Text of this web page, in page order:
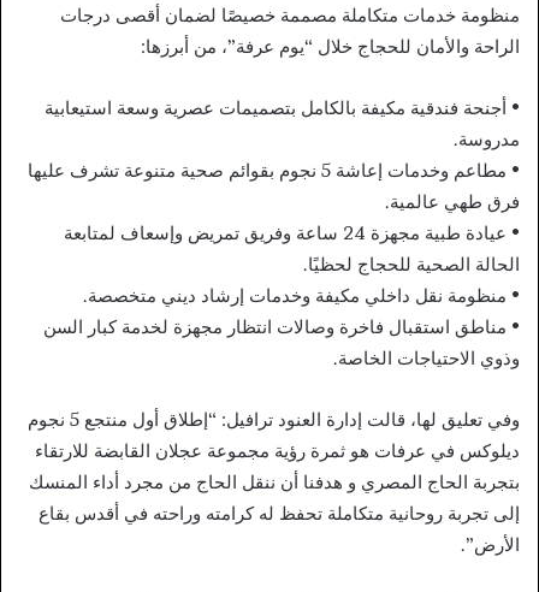
منظومة خدمات متكاملة مصممة خصيصًا لضمان أقصى درجات
الراحة والأمان للحجاج خلال “يوم عرفة”، من أبرزها:
• أجنحة فندقية مكيفة بالكامل بتصميمات عصرية وسعة استيعابية
مدروسة.
• مطاعم وخدمات إعاشة 5 نجوم بقوائم صحية متنوعة تشرف عليها
فرق طهي عالمية.
• عيادة طبية مجهزة 24 ساعة وفريق تمريض وإسعاف لمتابعة
الحالة الصحية للحجاج لحظيًا.
• منظومة نقل داخلي مكيفة وخدمات إرشاد ديني متخصصة.
• مناطق استقبال فاخرة وصالات انتظار مجهزة لخدمة كبار السن
وذوي الاحتياجات الخاصة.
وفي تعليق لها، قالت إدارة العنود ترافيل: “إطلاق أول منتجع 5 نجوم
ديلوكس في عرفات هو ثمرة رؤية مجموعة عجلان القابضة للارتقاء
بتجربة الحاج المصري و هدفنا أن ننقل الحاج من مجرد أداء المنسك
إلى تجربة روحانية متكاملة تحفظ له كرامته وراحته في أقدس بقاع
الأرض”.